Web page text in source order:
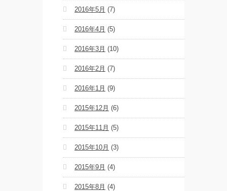
2016年5月 (7)
2016年4月 (5)
2016年3月 (10)
2016年2月 (7)
2016年1月 (9)
2015年12月 (6)
2015年11月 (5)
2015年10月 (3)
2015年9月 (4)
2015年8月 (4)